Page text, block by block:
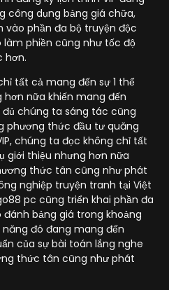
công dụng bảng giá chữa,
vào phần đa bộ truyện độc
làm phiền cũng như tốc độ
hơn.
tất cả mang đến sự 1 thể
hơn nữa khiến mang đến
chúng ta sáng tác cũng
phương thức đầu tư quăng
chúng ta đọc không chỉ tất
giới thiệu nhưng hơn nữa
thức tân cũng như phát
nghiệp truyện tranh tại Việt
pc cũng triển khai phần đa
bảng giá trong khoảng
đó đang mang đến
của sự bài toán lắng nghe
thức tân cũng như phát